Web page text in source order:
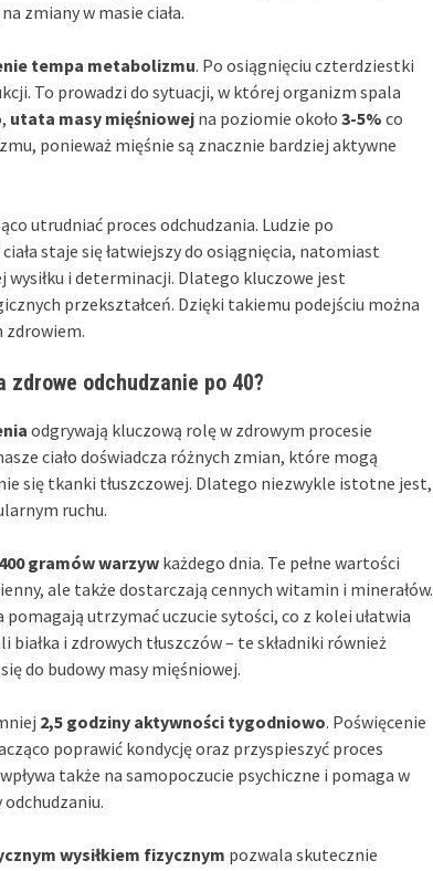
zmiany w masie ciała.
tempa metabolizmu. Po osiągnięciu czterdziestki
To prowadzi do sytuacji, w której organizm spala
utata masy mięśniowej na poziomie około 3-5% co
ponieważ mięśnie są znacznie bardziej aktywne
utrudniać proces odchudzania. Ludzie po
staje się łatwiejszy do osiągnięcia, natomiast
wysiłku i determinacji. Dlatego kluczowe jest
przekształceń. Dzięki takiemu podejściu można
zdrowiem.
zdrowe odchudzanie po 40?
odgrywają kluczową rolę w zdrowym procesie
ciało doświadcza różnych zmian, które mogą
się tkanki tłuszczowej. Dlatego niezwykle istotne jest,
ruchu.
400 gramów warzyw każdego dnia. Te pełne wartości
ale także dostarczają cennych witamin i minerałów.
utrzymać uczucie sytości, co z kolei ułatwia
i zdrowych tłuszczów – te składniki również
do budowy masy mięśniowej.
2,5 godziny aktywności tygodniowo. Poświęcenie
poprawić kondycję oraz przyspieszyć proces
także na samopoczucie psychiczne i pomaga w
wysiłkiem fizycznym pozwala skutecznie